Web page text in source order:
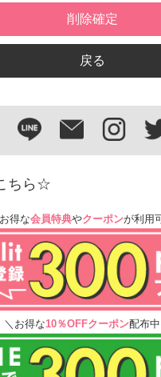
ちら☆
得な会員特典やクーポンが利用
＼お得な10％OFFクーポン配布